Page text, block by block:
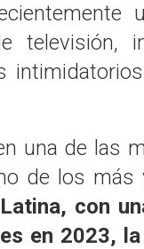
televisión,
una de las
de los más
con
en 2023,